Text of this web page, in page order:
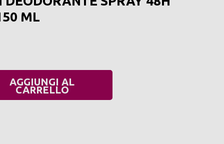
DEI
ML
AGGIUNGI AL
CARRELLO